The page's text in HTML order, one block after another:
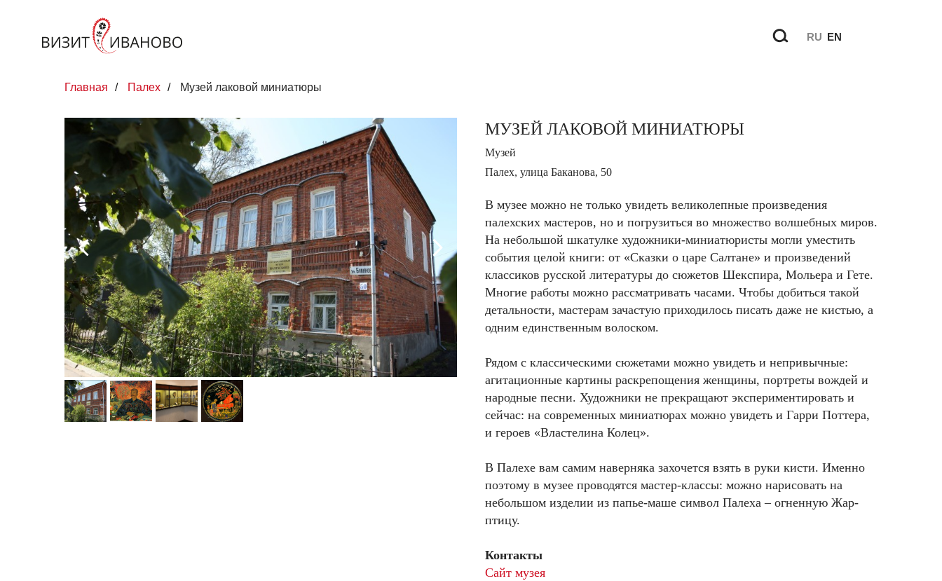
EN
RU
Главная / Палех / Музей лаковой миниатюры
МУЗЕЙ ЛАКОВОЙ МИНИАТЮРЫ
Музей
Палех, улица Баканова, 50
В музее можно не только увидеть великолепные произведения
палехских мастеров, но и погрузиться во множество волшебных миров.
На небольшой шкатулке художники-миниатюристы могли уместить
события целой книги: от «Сказки о царе Салтане» и произведений
классиков русской литературы до сюжетов Шекспира, Мольера и Гете.
Многие работы можно рассматривать часами. Чтобы добиться такой
детальности, мастерам зачастую приходилось писать даже не кистью, а
одним единственным волоском.
Рядом с классическими сюжетами можно увидеть и непривычные:
агитационные картины раскрепощения женщины, портреты вождей и
народные песни. Художники не прекращают экспериментировать и
сейчас: на современных миниатюрах можно увидеть и Гарри Поттера,
и героев «Властелина Колец».
В Палехе вам самим наверняка захочется взять в руки кисти. Именно
поэтому в музее проводятся мастер-классы: можно нарисовать на
небольшом изделии из папье-маше символ Палеха – огненную Жар-
птицу.
Контакты
Сайт музея